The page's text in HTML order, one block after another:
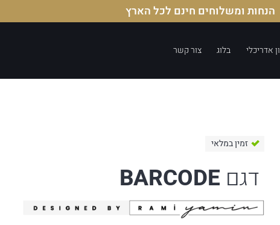
הנחות ומשלוחים חינם לכל הארץ
אדריכלי בלוג צור קשר
זמין במלאי
דגם BARCODE